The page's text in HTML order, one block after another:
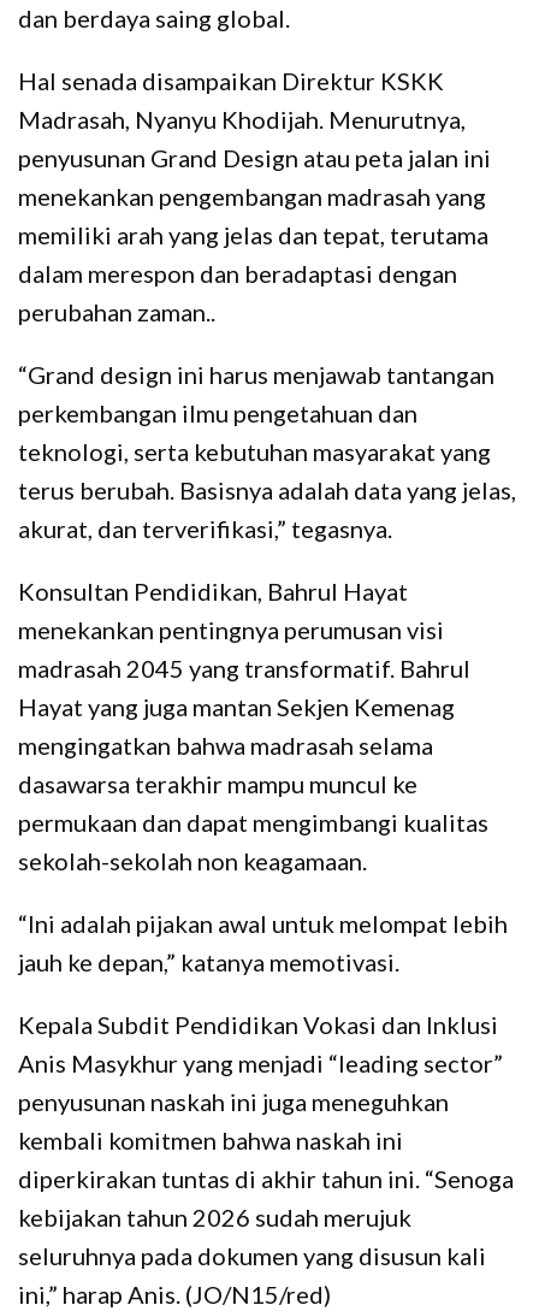
dan berdaya saing global.
Hal senada disampaikan Direktur KSKK
Madrasah, Nyanyu Khodijah. Menurutnya,
penyusunan Grand Design atau peta jalan ini
menekankan pengembangan madrasah yang
memiliki arah yang jelas dan tepat, terutama
dalam merespon dan beradaptasi dengan
perubahan zaman..
“Grand design ini harus menjawab tantangan
perkembangan ilmu pengetahuan dan
teknologi, serta kebutuhan masyarakat yang
terus berubah. Basisnya adalah data yang jelas,
akurat, dan terverifikasi,” tegasnya.
Konsultan Pendidikan, Bahrul Hayat
menekankan pentingnya perumusan visi
madrasah 2045 yang transformatif. Bahrul
Hayat yang juga mantan Sekjen Kemenag
mengingatkan bahwa madrasah selama
dasawarsa terakhir mampu muncul ke
permukaan dan dapat mengimbangi kualitas
sekolah-sekolah non keagamaan.
“Ini adalah pijakan awal untuk melompat lebih
jauh ke depan,” katanya memotivasi.
Kepala Subdit Pendidikan Vokasi dan Inklusi
Anis Masykhur yang menjadi “leading sector”
penyusunan naskah ini juga meneguhkan
kembali komitmen bahwa naskah ini
diperkirakan tuntas di akhir tahun ini. “Senoga
kebijakan tahun 2026 sudah merujuk
seluruhnya pada dokumen yang disusun kali
ini,” harap Anis. (JO/N15/red)